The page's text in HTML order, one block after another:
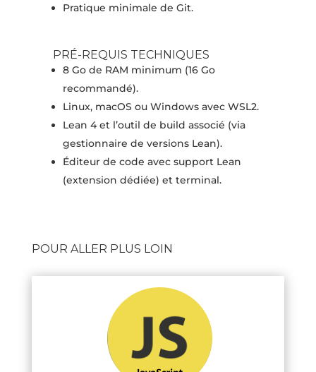
Pratique minimale de Git.
PRÉ-REQUIS TECHNIQUES
8 Go de RAM minimum (16 Go
recommandé).
Linux, macOS ou Windows avec WSL2.
Lean 4 et l’outil de build associé (via
gestionnaire de versions Lean).
Éditeur de code avec support Lean
(extension dédiée) et terminal.
POUR ALLER PLUS LOIN